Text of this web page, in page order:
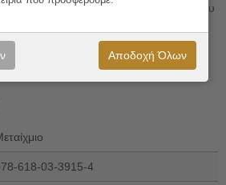
αποφάσεις για το επαγγελματικό του
618-03-3915-4
Αποδοχή Όλων